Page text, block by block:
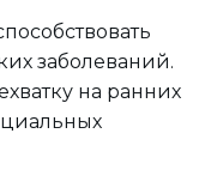
заболеваний.
на ранних